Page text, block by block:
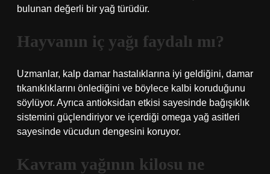
bulunan değerli bir yağ türüdür.
Hayvanın iç yağı faydalı mı?
Uzmanlar, kalp damar hastalıklarına iyi geldiğini, damar
tıkanıklıklarını önlediğini ve böylece kalbi koruduğunu
söylüyor. Ayrıca antioksidan etkisi sayesinde bağışıklık
sistemini güçlendiriyor ve içerdiği omega yağ asitleri
sayesinde vücudun dengesini koruyor.
Kavram yağının kilosu ne